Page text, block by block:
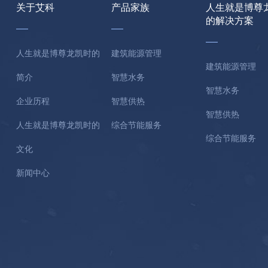
关于艾科
人生就是博尊龙凯时的
简介
企业历程
人生就是博尊龙凯时的
文化
新闻中心
产品家族
建筑能源管理
智慧水务
智慧供热
综合节能服务
人生就是博尊
的解决方案
建筑能源管理
智慧水务
智慧供热
综合节能服务